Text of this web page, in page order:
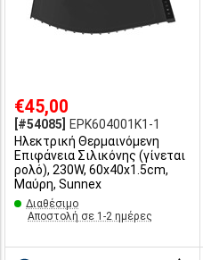
€45,00
[#54085]
EPK604001K1-1
Ηλεκτρική Θερμαινόμενη
Επιφάνεια Σιλικόνης (γίνεται
ρολό), 230W, 60x40x1.5cm,
Μαύρη, Sunnex
Διαθέσιμο
Αποστολή σε 1-2 ημέρες